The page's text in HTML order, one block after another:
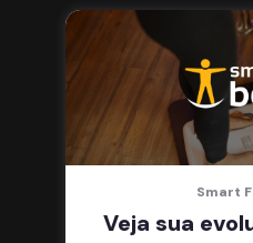
Smart
Veja sua